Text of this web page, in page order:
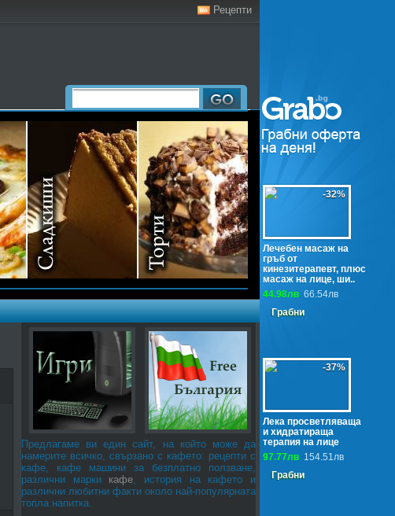
-32%
Лечебен масаж на
гръб от
кинезитерапевт, плюс
масаж на лице, ши..
44.98лв 66.54лв
Грабни
-37%
Лека просветляваща
и хидратираща
терапия на лице
97.77лв 154.51лв
Грабни
Рецепти
Предлагаме ви един сайт, на който може да
намерите всичко, свързано с кафето: рецепти с
кафе, кафе машини за безплатно ползване,
различни марки кафе, история на кафето и
различни любитни факти около най-популярната
топла напитка.